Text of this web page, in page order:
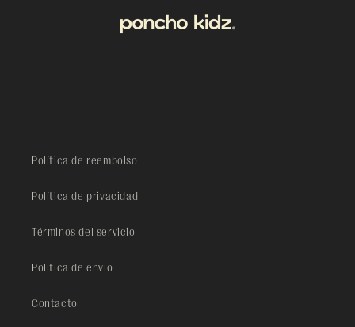
Política de reembolso
Política de privacidad
Términos del servicio
Política de envío
Contacto